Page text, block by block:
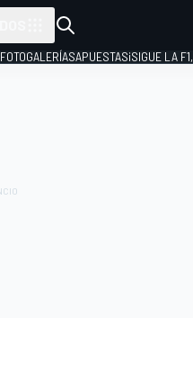
FOTOGALERÍASAPUESTAS¡SIGUE LA